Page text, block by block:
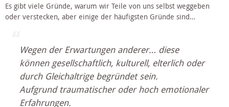
Es gibt viele Gründe, warum wir Teile von uns selbst weggeben
oder verstecken, aber einige der häufigsten Gründe sind…
Wegen der Erwartungen anderer… diese
können gesellschaftlich, kulturell, elterlich oder
durch Gleichaltrige begründet sein.
Aufgrund traumatischer oder hoch emotionaler
Erfahrungen.